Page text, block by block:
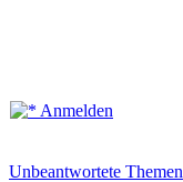
Anmelden
Unbeantwortete Themen